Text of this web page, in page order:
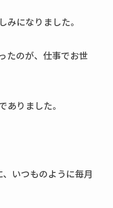
みになりました。
たのが、仕事でお世
ありました。
いつものように毎月